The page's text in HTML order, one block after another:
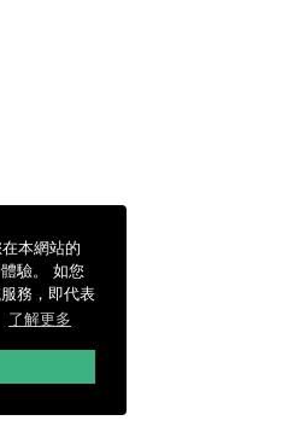
本網站的
驗。 如您
務，即代表
了解更多